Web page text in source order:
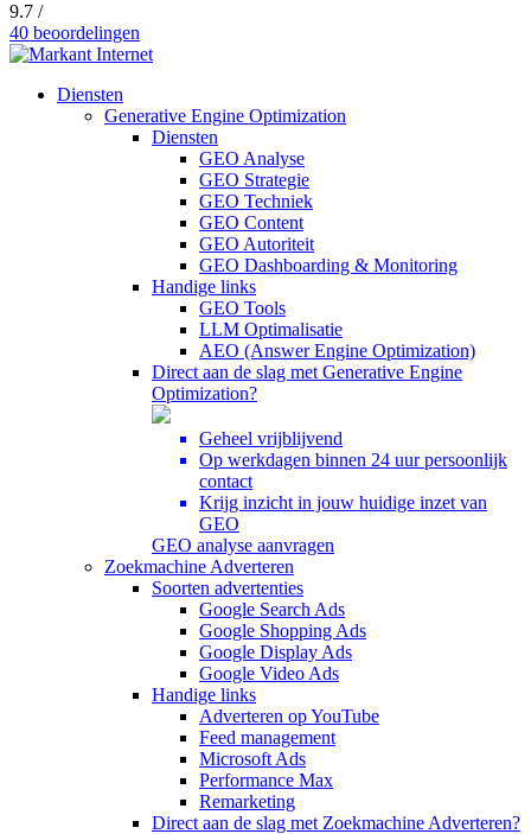
9.7 /
40 beoordelingen
Diensten
Generative Engine Optimization
Diensten
GEO Analyse
GEO Strategie
GEO Techniek
GEO Content
GEO Autoriteit
GEO Dashboarding & Monitoring
Handige links
GEO Tools
LLM Optimalisatie
AEO (Answer Engine Optimization)
Direct aan de slag met Generative Engine
Optimization?
Geheel vrijblijvend
Op werkdagen binnen 24 uur persoonlijk
contact
Krijg inzicht in jouw huidige inzet van
GEO
GEO analyse aanvragen
Zoekmachine Adverteren
Soorten advertenties
Google Search Ads
Google Shopping Ads
Google Display Ads
Google Video Ads
Handige links
Adverteren op YouTube
Feed management
Microsoft Ads
Performance Max
Remarketing
Direct aan de slag met Zoekmachine Adverteren?